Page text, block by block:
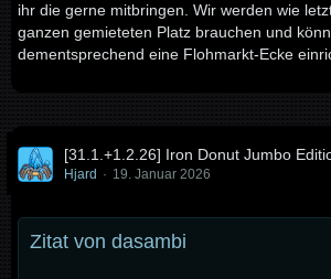
ihr die gerne mitbringen. Wir werden wie
ganzen gemieteten Platz brauchen und
dementsprechend eine Flohmarkt-Ecke
[31.1.+1.2.26] Iron Donut Jumbo
Hjard 19. Januar 2026
Zitat von dasambi